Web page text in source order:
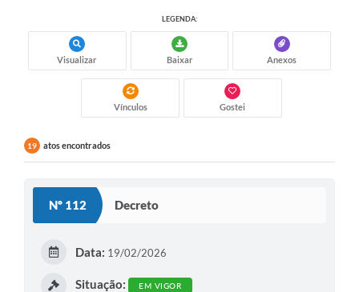
LEGENDA:
Visualizar Baixar Anexos
Vínculos Gostei
19 atos encontrados
Nº 112 Decreto
Data: 19/02/2026
Situação: EM VIGOR